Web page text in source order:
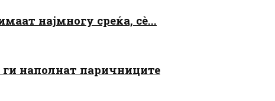
најмногу среќа, сè...
ги наполнат паричниците